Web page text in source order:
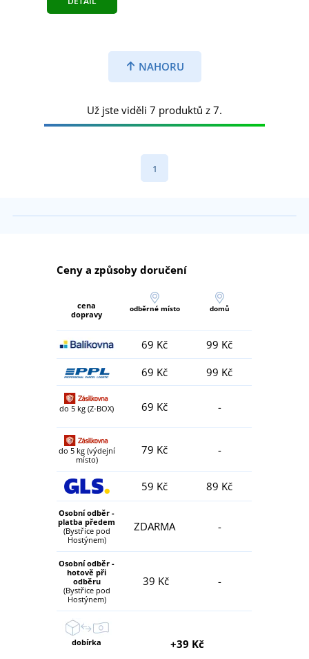
NAHORU
Už jste viděli 7 produktů z 7.
1
Ceny a způsoby doručení
cena
dopravy
odběrné místo domů
69 Kč
99 Kč
69 Kč
99 Kč
do 5 kg (Z-BOX) 69 Kč -
do 5 kg (výdejní
místo)
79 Kč -
59 Kč 89 Kč
Osobní odběr -
platba předem
(Bystřice pod
Hostýnem)
ZDARMA -
Osobní odběr -
hotově při
odběru
(Bystřice pod
Hostýnem)
39 Kč -
dobírka +39 Kč